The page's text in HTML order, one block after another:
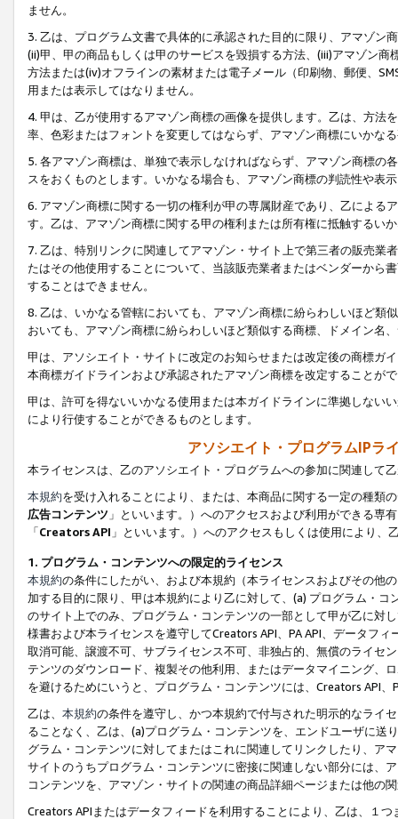
ません。
3. 乙は、プログラム文書で具体的に承認された目的に限り、アマゾン
(ii)甲、甲の商品もしくは甲のサービスを毀損する方法、(iii)アマゾン
方法または(iv)オフラインの素材または電子メール（印刷物、郵便、
用または表示してはなりません。
4. 甲は、乙が使用するアマゾン商標の画像を提供します。乙は、方
率、色彩またはフォントを変更してはならず、アマゾン商標にいかな
5. 各アマゾン商標は、単独で表示しなければならず、アマゾン商標
スをおくものとします。いかなる場合も、アマゾン商標の判読性や表
6. アマゾン商標に関する一切の権利が甲の専属財産であり、乙による
す。乙は、アマゾン商標に関する甲の権利または所有権に抵触するい
7. 乙は、特別リンクに関連してアマゾン・サイト上で第三者の販売
たはその他使用することについて、当該販売業者またはベンダーから
することはできません。
8. 乙は、いかなる管轄においても、アマゾン商標に紛らわしいほど類
おいても、アマゾン商標に紛らわしいほど類似する商標、ドメイン名
甲は、アソシエイト・サイトに改定のお知らせまたは改定後の商標ガ
本商標ガイドラインおよび承認されたアマゾン商標を改定することが
甲は、許可を得ないいかなる使用または本ガイドラインに準拠しない
により行使することができるものとします。
アソシエイト・プログラムIPラ
本ライセンスは、乙のアソシエイト・プログラムへの参加に関連して
本規約を受け入れることにより、または、本商品に関する一定の種類
広告コンテンツ 」といいます。）へのアクセスおよび利用ができる専
「Creators API 」といいます。）へのアクセスもしくは使用により
1. プログラム・コンテンツへの限定的ライセンス
本規約の条件にしたがい、および本規約（本ライセンスおよびその他
加する目的に限り、甲は本規約により乙に対して、(a) プログラム・
のサイト上でのみ、プログラム・コンテンツの一部として甲が乙に対
様書および本ライセンスを遵守してCreators API、PA API、データフ
取消可能、譲渡不可、サブライセンス不可、非独占的、無償のライセ
テンツのダウンロード、複製その他利用、またはデータマイニング、
を避けるためにいうと、プログラム・コンテンツには、Creators API
乙は、 本規約の条件を遵守し、かつ本規約で付与された明示的なライ
ることなく、乙は、(a)プログラム・コンテンツを、エンドユーザに
グラム・コンテンツに対してまたはこれに関連してリンクしたり、ア
サイトのうちプログラム・コンテンツに密接に関連しない部分には、
コンテンツを、アマゾン・サイトの関連の商品詳細ページまたは他の
Creators APIまたはデータフィードを利用することにより、乙は、１